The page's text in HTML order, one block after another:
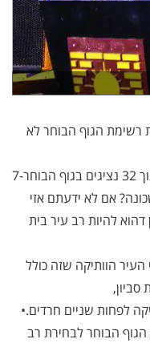
רשימת הגוף הבוחר לא
הנה ניתוח פשוט שעשה מי שעשה, מתוך 32 נציגים בגוף הבוחר-7
אם לא ידעתם אזי
להיות רב עיר בית
תושבי רמב"ש, 11 תושבי העיר הוותיקה שזה כולל
הבוחר לבחירת רב